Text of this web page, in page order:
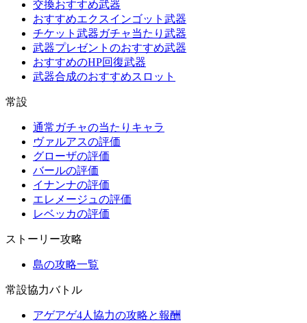
交換おすすめ武器
おすすめエクスインゴット武器
チケット武器ガチャ当たり武器
武器プレゼントのおすすめ武器
おすすめのHP回復武器
武器合成のおすすめスロット
常設
通常ガチャの当たりキャラ
ヴァルアスの評価
グローザの評価
バールの評価
イナンナの評価
エレメージュの評価
レベッカの評価
ストーリー攻略
島の攻略一覧
常設協力バトル
アゲアゲ4人協力の攻略と報酬